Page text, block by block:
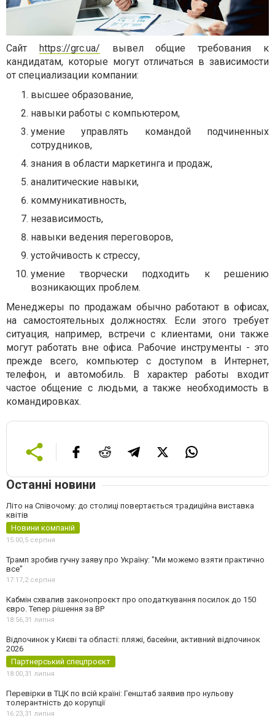
Сайт https://grc.ua/ вывел общие требования к
кандидатам, которые могут отличаться в зависимости
от специализации компании:
высшее образование,
навыки работы с компьютером,
умение управлять командой подчиненных
сотрудников,
знания в области маркетинга и продаж,
аналитические навыки,
коммуникативность,
независимость,
навыки ведения переговоров,
устойчивость к стрессу,
умение творчески подходить к решению
возникающих проблем.
Менеджеры по продажам обычно работают в офисах,
на самостоятельных должностях. Если этого требует
ситуация, например, встречи с клиентами, они также
могут работать вне офиса. Рабочие инструменты - это
прежде всего, компьютер с доступом в Интернет,
телефон, и автомобиль. В характер работы входит
частое общение с людьми, а также необходимость в
командировках.
Останні новини
Літо на Співочому: до столиці повертається традиційна виставка
квітів
Новини компаній
15:00, 5 серпня
Трамп зробив гучну заяву про Україну: "Ми можемо взяти практично
все"
17:17, 2 серпня
Кабмін схвалив законопроєкт про оподаткування посилок до 150
євро. Тепер рішення за ВР
18:56, 31 липня
Відпочинок у Києві та області: пляжі, басейни, активний відпочинок
2026
Партнерський спецпроєкт
18:00, 31 липня
Перевірки в ТЦК по всій країні: Генштаб заявив про нульову
толерантність до корупції
16:23, 31 липня